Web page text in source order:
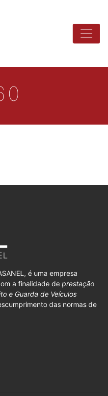
é uma empresa
a finalidade de prestação
e Guarda de Veículos
das normas de